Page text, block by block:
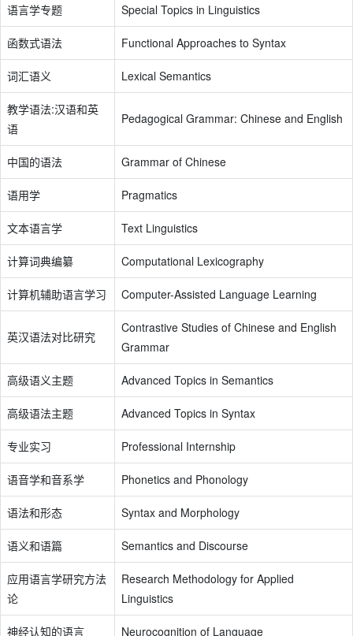
语言学专题 Special Topics in Linguistics
函数式语法 Functional Approaches to Syntax
词汇语义 Lexical Semantics
教学语法:汉语和英
语
Pedagogical Grammar: Chinese and English
中国的语法 Grammar of Chinese
语用学 Pragmatics
文本语言学 Text Linguistics
计算词典编纂 Computational Lexicography
计算机辅助语言学习 Computer-Assisted Language Learning
英汉语法对比研究
Contrastive Studies of Chinese and English
Grammar
高级语义主题 Advanced Topics in Semantics
高级语法主题 Advanced Topics in Syntax
专业实习 Professional Internship
语音学和音系学 Phonetics and Phonology
语法和形态 Syntax and Morphology
语义和语篇 Semantics and Discourse
应用语言学研究方法
论
Research Methodology for Applied
Linguistics
神经认知的语言 Neurocognition of Language